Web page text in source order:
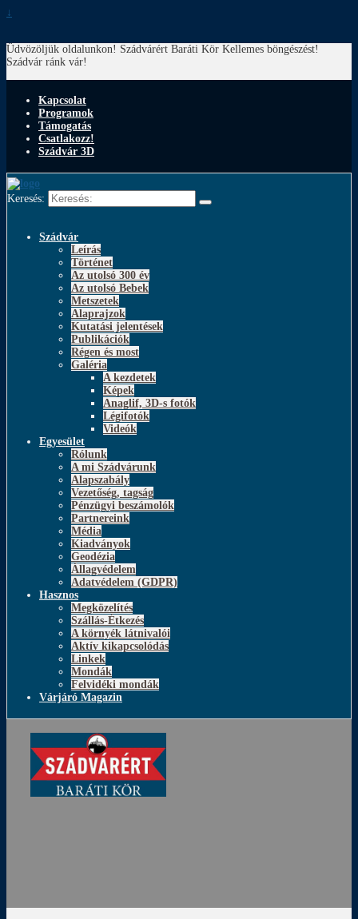
↓
Üdvözöljük oldalunkon! Szádvárért Baráti Kör Kellemes böngészést!
Szádvár ránk vár!
Kapcsolat
Programok
Támogatás
Csatlakozz!
Szádvár 3D
Keresés:
Szádvár
Leírás
Történet
Az utolsó 300 év
Az utolsó Bebek
Metszetek
Alaprajzok
Kutatási jelentések
Publikációk
Régen és most
Galéria
A kezdetek
Képek
Anaglif, 3D-s fotók
Légifotók
Videók
Egyesület
Rólunk
A mi Szádvárunk
Alapszabály
Vezetőség, tagság
Pénzügyi beszámolók
Partnereink
Média
Kiadványok
Geodézia
Állagvédelem
Adatvédelem (GDPR)
Hasznos
Megközelítés
Szállás-Étkezés
A környék látnivalói
Aktív kikapcsolódás
Linkek
Mondák
Felvidéki mondák
Várjáró Magazin